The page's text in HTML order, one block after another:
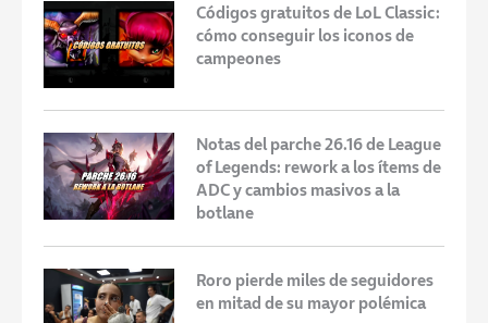
Códigos gratuitos de LoL Classic:
cómo conseguir los iconos de
campeones
Notas del parche 26.16 de League
of Legends: rework a los ítems de
ADC y cambios masivos a la
botlane
Roro pierde miles de seguidores
en mitad de su mayor polémica